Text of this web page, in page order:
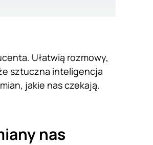
Ułatwią rozmowy,
sztuczna inteligencja
jakie nas czekają.
nas